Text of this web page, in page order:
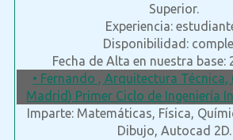
Superior.
Experiencia:
Disponibilidad:
Fecha de Alta en nuestra base:
• Fernando , Arquitectura Técnica,
Madrid) Primer Ciclo de Ingeniería
Imparte: Matemáticas, Física,
Dibujo, Autocad 2D.